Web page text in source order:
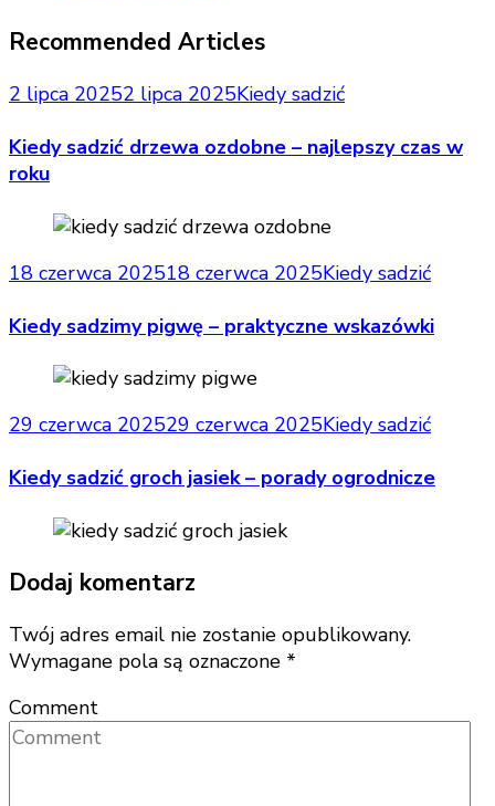
Recommended Articles
2 lipca 20252 lipca 2025Kiedy sadzić
Kiedy sadzić drzewa ozdobne – najlepszy czas w
roku
18 czerwca 202518 czerwca 2025Kiedy sadzić
Kiedy sadzimy pigwę – praktyczne wskazówki
29 czerwca 202529 czerwca 2025Kiedy sadzić
Kiedy sadzić groch jasiek – porady ogrodnicze
Dodaj komentarz
Twój adres email nie zostanie opublikowany.
Wymagane pola są oznaczone *
Comment